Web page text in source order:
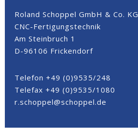
Roland Schoppel GmbH & Co. KG
CNC-Fertigungstechnik
Am Steinbruch 1
D-96106 Frickendorf
Telefon +49 (0)9535/248
Telefax +49 (0)9535/1080
r.schoppel@schoppel.de